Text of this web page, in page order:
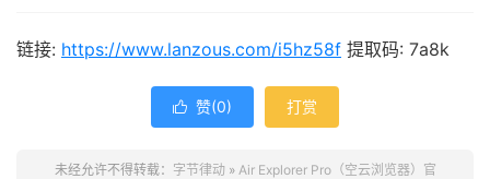
链接: https://www.lanzous.com/i5hz58f 提取码: 7a8k
 赞(0) 打赏
未经允许不得转载： 字节律动» Air Explorer Pro（空云浏览器）官